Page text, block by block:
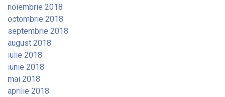
noiembrie 2018
octombrie 2018
septembrie 2018
august 2018
iulie 2018
iunie 2018
mai 2018
aprilie 2018